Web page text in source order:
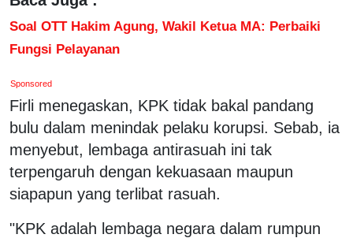
Soal OTT Hakim Agung, Wakil Ketua MA: Perbaiki
Fungsi Pelayanan
Sponsored
Firli menegaskan, KPK tidak bakal pandang
bulu dalam menindak pelaku korupsi. Sebab, ia
menyebut, lembaga antirasuah ini tak
terpengaruh dengan kekuasaan maupun
siapapun yang terlibat rasuah.
"KPK adalah lembaga negara dalam rumpun